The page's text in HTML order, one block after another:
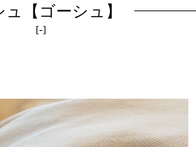
ュ【ゴーシュ】
[-]